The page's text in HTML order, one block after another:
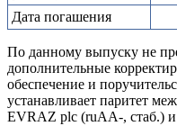
Дата погашения
По данному выпуску не
дополнительные
обеспечение и
устанавливает паритет
EVRAZ plc (ruAA-, стаб.)